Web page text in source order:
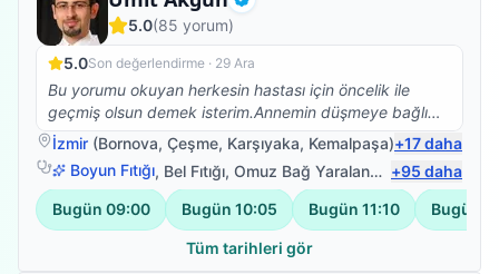
Doğrulanmış
5.0(85 yorum)
5.0Son değerlendirme · 29 Ara
Bu yorumu okuyan herkesin hastası için öncelik ile
geçmiş olsun demek isterim.Annemin düşmeye bağlı
beyin kanaması sonrası vücudunun sol tarafına
felç.oldu bu süreçte Ümit bey ile yolumuz buluştu ve
annem yaşına farklı kronik rahatsızlığına rağmen
yürüdü ve vücudunu kullabanilir hale geldi.Bunun için
teşekkür edemem yetmez,sanırım hastası olan 10
kişiye sorsak 50 si kendisi için içinden gelen yüm
İzmir (Bornova, Çeşme, Karşıyaka, Kemalpaşa)+17daha
Boyun Fıtığı, Bel Fıtığı, Omuz Bağ Yaralanması ,Protez
+95 daha
Bugün 09:00 Bugün 10:05 Bugün 11:10 Bugün
Tüm tarihleri gör